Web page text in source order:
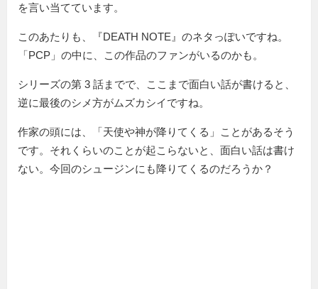
を言い当てています。
このあたりも、『DEATH NOTE』のネタっぽいですね。
「PCP」の中に、この作品のファンがいるのかも。
シリーズの第 3 話までで、ここまで面白い話が書けると、
逆に最後のシメ方がムズカシイですね。
作家の頭には、「天使や神が降りてくる」ことがあるそう
です。それくらいのことが起こらないと、面白い話は書け
ない。今回のシュージンにも降りてくるのだろうか？